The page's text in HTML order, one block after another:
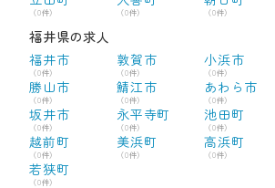
（0件） （0件） （0件）
福井県の求人
福井市
（0件）
敦賀市
（0件）
小浜市
（0件）
勝山市
（0件）
鯖江市
（0件）
あわら市
（0件）
坂井市
（0件）
永平寺町
（0件）
池田町
（0件）
越前町
（0件）
美浜町
（0件）
高浜町
（0件）
若狭町
（0件）